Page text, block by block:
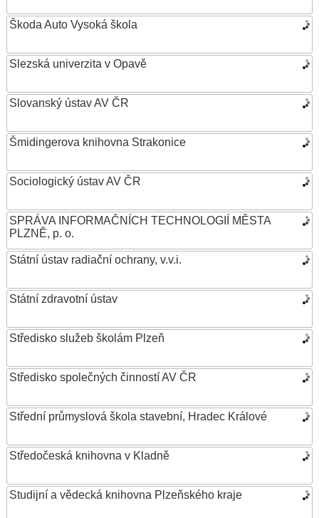
Škoda Auto Vysoká škola
Slezská univerzita v Opavě
Slovanský ústav AV ČR
Šmidingerova knihovna Strakonice
Sociologický ústav AV ČR
SPRÁVA INFORMAČNÍCH TECHNOLOGIÍ MĚSTA
PLZNĚ, p. o.
Státní ústav radiační ochrany, v.v.i.
Státní zdravotní ústav
Středisko služeb školám Plzeň
Středisko společných činností AV ČR
Střední průmyslová škola stavební, Hradec Králové
Středočeská knihovna v Kladně
Studijní a vědecká knihovna Plzeňského kraje